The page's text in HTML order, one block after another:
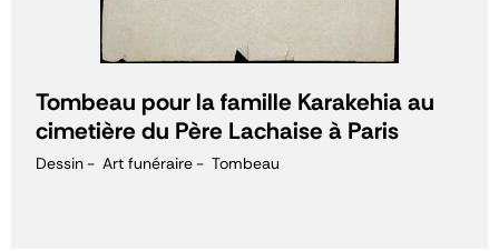
Tombeau pour la famille Karakehia au
cimetière du Père Lachaise à Paris
Dessin Art funéraire Tombeau